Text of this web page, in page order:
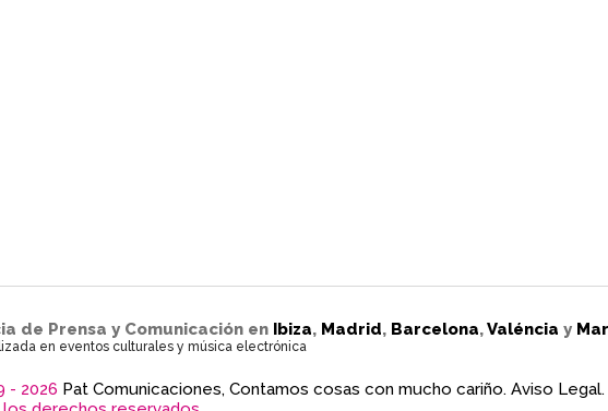
de Prensa y Comunicación en Ibiza, Madrid, Barcelona,Valéncia y
en eventos culturales y música electrónica
- 2026 Pat Comunicaciones, Contamos cosas con mucho cariño. Aviso Legal.